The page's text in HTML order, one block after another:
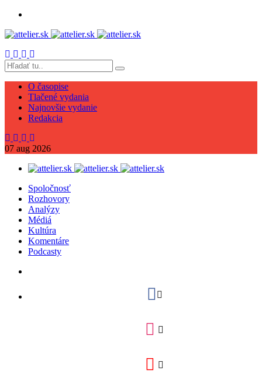
O časopise
Tlačené vydania
Najnovšie vydanie
Redakcia
07 aug 2026
Spoločnosť
Rozhovory
Analýzy
Médiá
Kultúra
Komentáre
Podcasty